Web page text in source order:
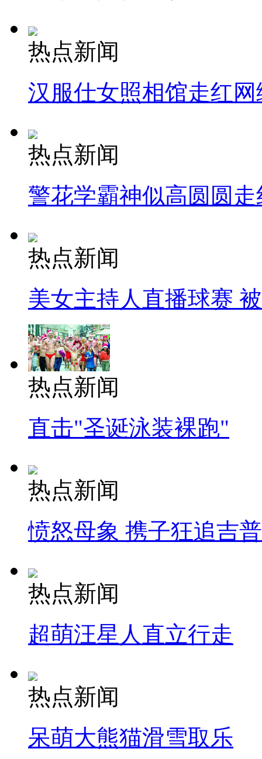
热点新闻
汉服仕女照相馆走红网
热点新闻
警花学霸神似高圆圆走
热点新闻
美女主持人直播球赛
热点新闻
直击"圣诞泳装裸跑"
热点新闻
愤怒母象 携子狂追吉
热点新闻
超萌汪星人直立行走
热点新闻
呆萌大熊猫滑雪取乐